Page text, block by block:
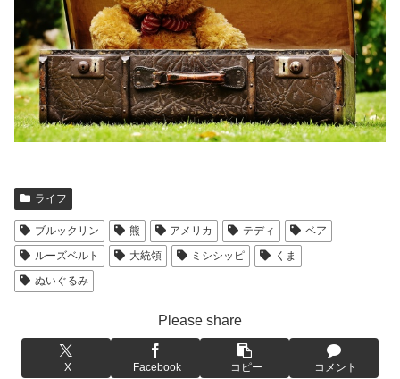
ライフ
ブルックリン 熊 アメリカ テディ
ベア
ルーズベルト
大統領 ミシシッピ
くま
ぬいぐるみ
Please share
X Facebook コピー コメント